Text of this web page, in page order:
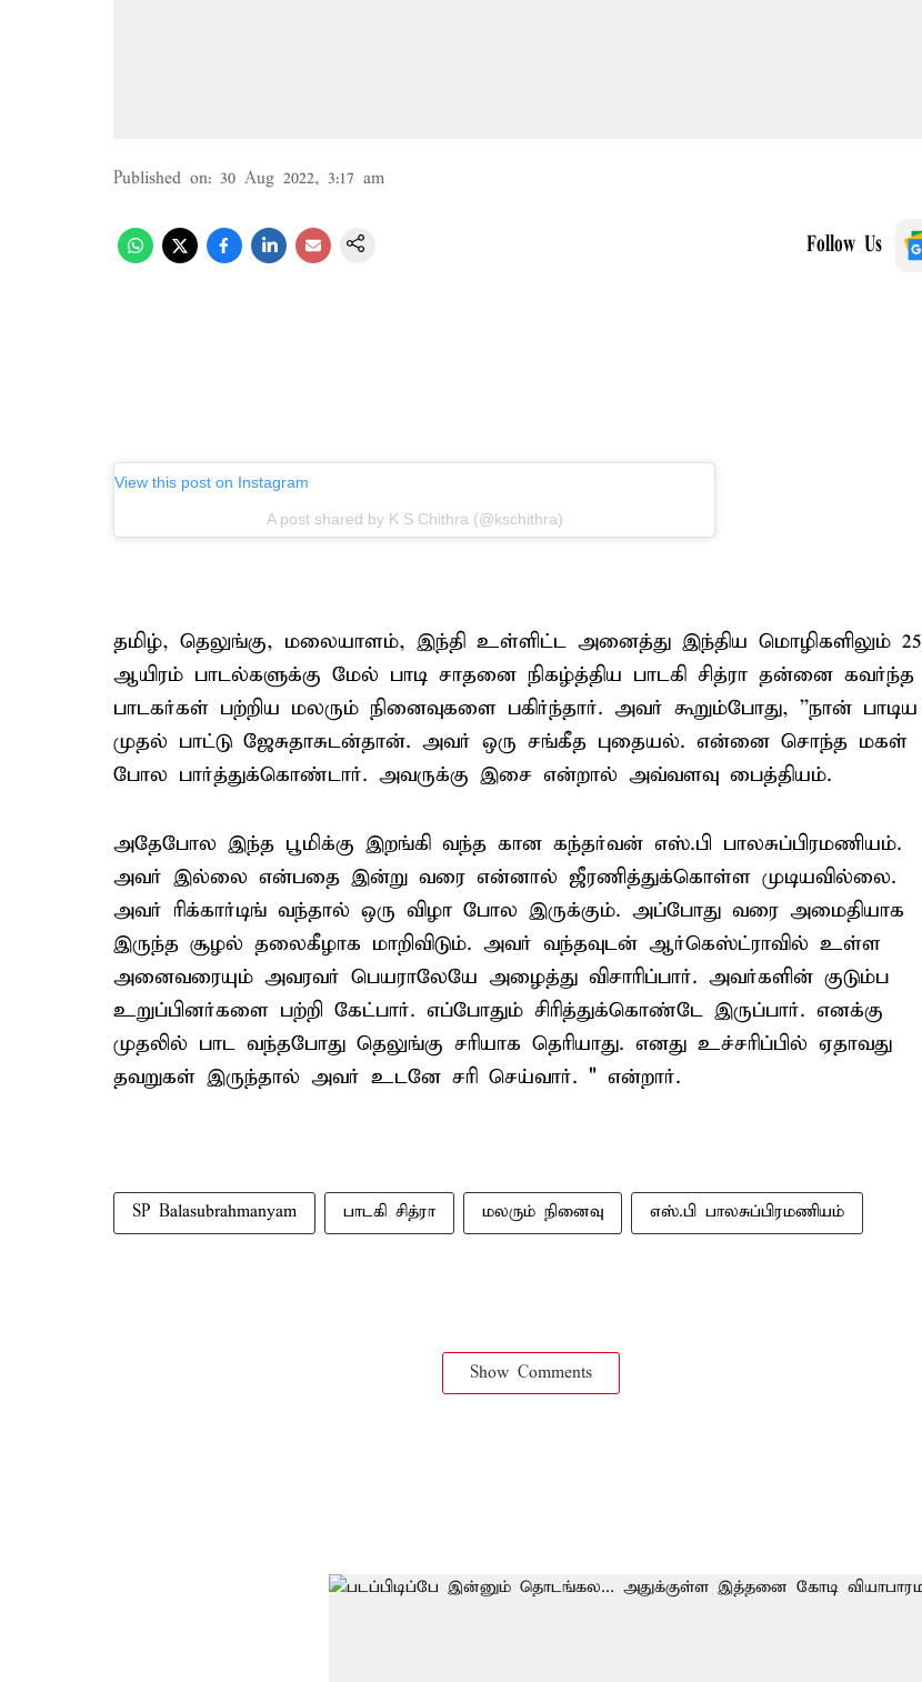
Published on: 30 Aug 2022, 3:17 am
Follow Us
View this post on Instagram
A post shared by K S Chithra (@kschithra)
தமிழ், தெலுங்கு, மலையாளம், இந்தி உள்ளிட்ட அனைத்து இந்திய மொழிகளிலும் 25
ஆயிரம் பாடல்களுக்கு மேல் பாடி சாதனை நிகழ்த்திய பாடகி சித்ரா தன்னை கவர்ந்த
பாடகர்கள் பற்றிய மலரும் நினைவுகளை பகிர்ந்தார். அவர் கூறும்போது, ''நான் பாடிய
முதல் பாட்டு ஜேசுதாசுடன்தான். அவர் ஒரு சங்கீத புதையல். என்னை சொந்த மகள்
போல பார்த்துக்கொண்டார். அவருக்கு இசை என்றால் அவ்வளவு பைத்தியம்.
அதேபோல இந்த பூமிக்கு இறங்கி வந்த கான கந்தர்வன் எஸ்.பி பாலசுப்பிரமணியம்.
அவர் இல்லை என்பதை இன்று வரை என்னால் ஜீரணித்துக்கொள்ள முடியவில்லை.
அவர் ரிக்கார்டிங் வந்தால் ஒரு விழா போல இருக்கும். அப்போது வரை அமைதியாக
இருந்த சூழல் தலைகீழாக மாறிவிடும். அவர் வந்தவுடன் ஆர்கெஸ்ட்ராவில் உள்ள
அனைவரையும் அவரவர் பெயராலேயே அழைத்து விசாரிப்பார். அவர்களின் குடும்ப
உறுப்பினர்களை பற்றி கேட்பார். எப்போதும் சிரித்துக்கொண்டே இருப்பார். எனக்கு
முதலில் பாட வந்தபோது தெலுங்கு சரியாக தெரியாது. எனது உச்சரிப்பில் ஏதாவது
தவறுகள் இருந்தால் அவர் உடனே சரி செய்வார். " என்றார்.
SP Balasubrahmanyam பாடகி சித்ரா மலரும் நினைவு எஸ்.பி பாலசுப்பிரமணியம்
Show Comments